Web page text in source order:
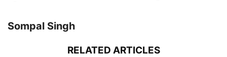
Sompal Singh
RELATED ARTICLES